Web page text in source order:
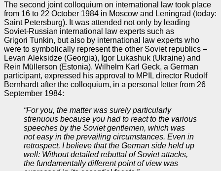
The second joint colloquium on international law took place
from 16 to 22 October 1984 in Moscow and Leningrad (today:
Saint Petersburg). It was attended not only by leading
Soviet‑Russian international law experts such as
Grigori Tunkin, but also by international law experts who
were to symbolically represent the other Soviet republics –
Levan Aleksidze (Georgia), Igor Lukashuk (Ukraine) and
Rein Müllerson (Estonia). Wilhelm Karl Geck, a German
participant, expressed his approval to MPIL director Rudolf
Bernhardt after the colloquium, in a personal letter from 26
September 1984:
“For you, the matter was surely particularly
strenuous because you had to react to the various
speeches by the Soviet gentlemen, which was
not easy in the prevailing circumstances. Even in
retrospect, I believe that the German side held up
well: Without detailed rebuttal of Soviet attacks,
the fundamentally different point of view was